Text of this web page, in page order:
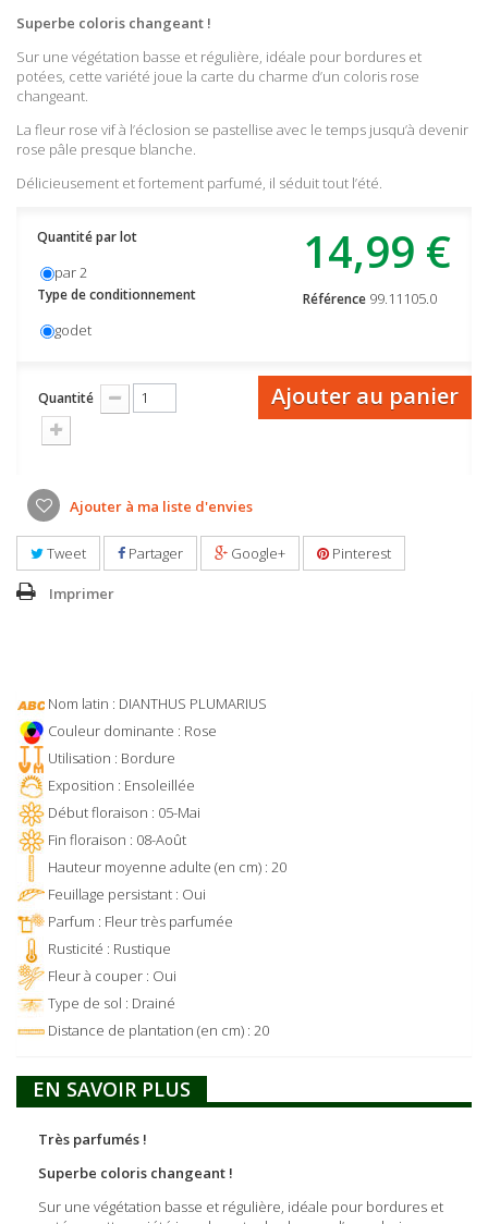
Superbe coloris changeant !
Sur une végétation basse et régulière, idéale pour bordures et
potées, cette variété joue la carte du charme d’un coloris rose
changeant.
La fleur rose vif à l’éclosion se pastellise avec le temps jusqu’à devenir
rose pâle presque blanche.
Délicieusement et fortement parfumé, il séduit tout l’été.
14,99 €
Référence 99.11105.0
Quantité par lot
par 2
Type de conditionnement
godet
Quantité Ajouter au panier
Ajouter à ma liste d'envies
Tweet Partager Google+ Pinterest
Imprimer
Nom latin : DIANTHUS PLUMARIUS
Couleur dominante : Rose
Utilisation : Bordure
Exposition : Ensoleillée
Début floraison : 05-Mai
Fin floraison : 08-Août
Hauteur moyenne adulte (en cm) : 20
Feuillage persistant : Oui
Parfum : Fleur très parfumée
Rusticité : Rustique
Fleur à couper : Oui
Type de sol : Drainé
Distance de plantation (en cm) : 20
EN SAVOIR PLUS
Très parfumés !
Superbe coloris changeant !
Sur une végétation basse et régulière, idéale pour bordures et